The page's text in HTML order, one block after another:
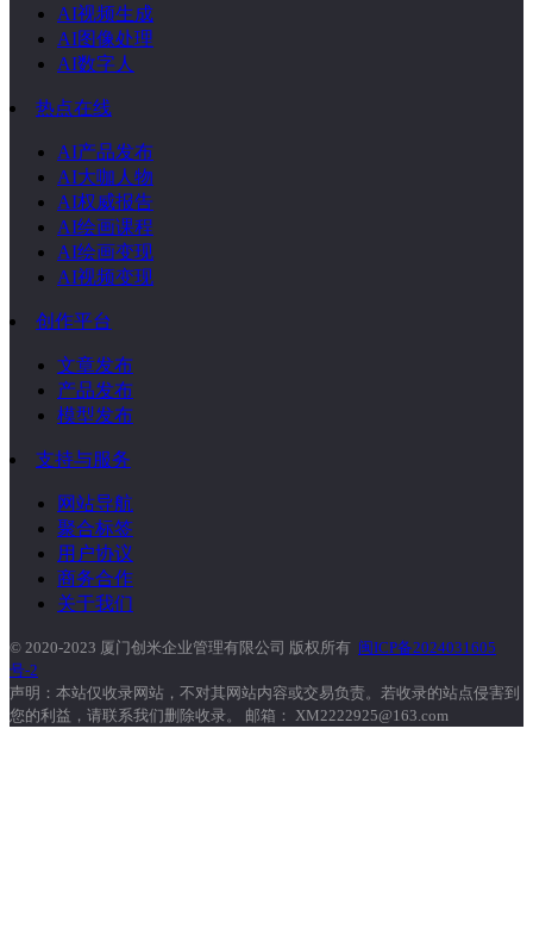
AI视频生成
AI图像处理
AI数字人
热点在线
AI产品发布
AI大咖人物
AI权威报告
AI绘画课程
AI绘画变现
AI视频变现
创作平台
文章发布
产品发布
模型发布
支持与服务
网站导航
聚合标签
用户协议
商务合作
关于我们
© 2020-2023 厦门创米企业管理有限公司 版权所有 闽ICP备2024031605
号-2
声明：本站仅收录网站，不对其网站内容或交易负责。若收录的站点侵害到
您的利益，请联系我们删除收录。 邮箱： XM2222925@163.com